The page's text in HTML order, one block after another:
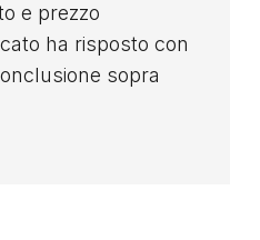
e prezzo
ha risposto con
sopra